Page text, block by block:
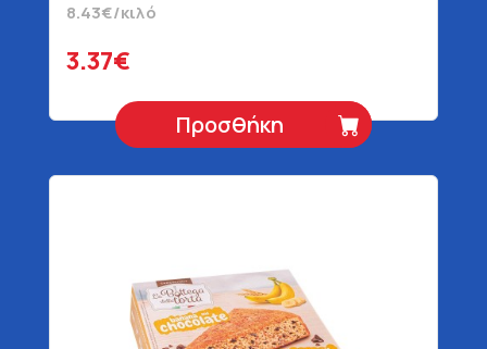
8.43€/κιλό
3.37€
Προσθήκη